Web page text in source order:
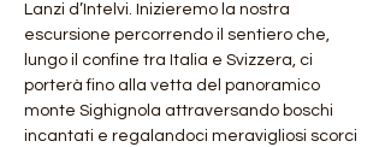
Lanzi d’Intelvi. Inizieremo la nostra
escursione percorrendo il sentiero che,
lungo il confine tra Italia e Svizzera, ci
porterà fino alla vetta del panoramico
monte Sighignola attraversando boschi
incantati e regalandoci meravigliosi scorci